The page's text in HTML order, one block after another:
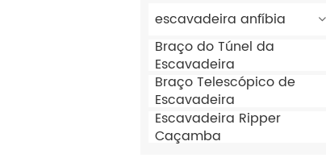
escavadeira anfíbia
Braço do Túnel da
Escavadeira
Braço Telescópico de
Escavadeira
Escavadeira Ripper
Caçamba